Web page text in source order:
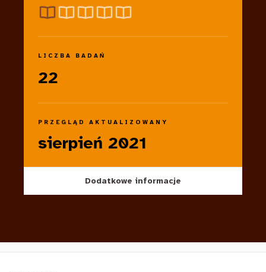
LICZBA BADAŃ
22
PRZEGLĄD AKTUALIZOWANY
sierpień 2021
Dodatkowe informacje